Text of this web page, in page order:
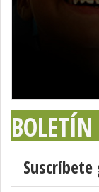
BOLETÍN